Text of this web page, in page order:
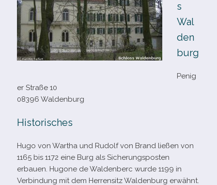
s
Wal
den
burg
Penig
er Straße 10
08396 Waldenburg
Historisches
Hugo von Wartha und Rudolf von Brand lie­ßen von
1165 bis 1172 eine Burg als Sicherungsposten
erbauen. Hugone de Waldenberc wurde 1199 in
Verbindung mit dem Herrensitz Waldenburg erwähnt.